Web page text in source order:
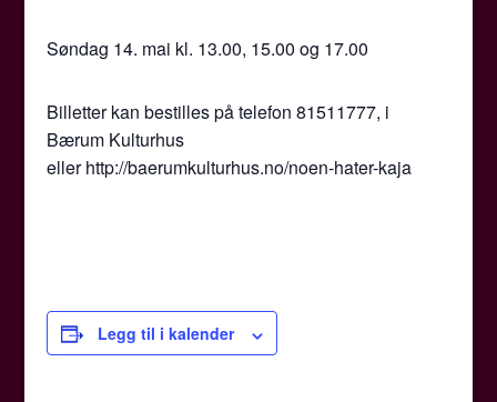
Søndag 14. mai kl. 13.00, 15.00 og 17.00
Billetter kan bestilles på telefon 81511777, i
Bærum Kulturhus
eller http://baerumkulturhus.no/noen-hater-kaja
Legg til i kalender